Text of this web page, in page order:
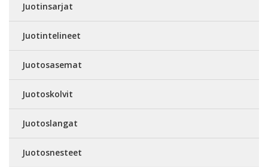
Juotinsarjat
Juotintelineet
Juotosasemat
Juotoskolvit
Juotoslangat
Juotosnesteet